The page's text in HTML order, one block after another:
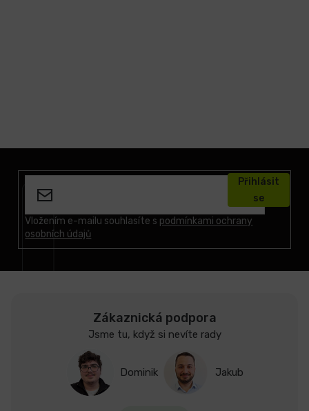
Vložením e-mailu souhlasíte s podmínkami ochrany
osobních údajů
Přihlásit
se
Zákaznická podpora
Jsme tu, když si nevíte rady
Dominik Jakub